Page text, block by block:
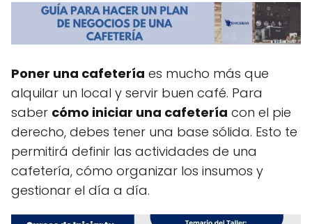
Poner una cafetería es mucho más que
alquilar un local y servir buen café. Para
saber cómo iniciar una cafetería con el pie
derecho, debes tener una base sólida. Esto te
permitirá definir las actividades de una
cafetería, cómo organizar los insumos y
gestionar el día a día.